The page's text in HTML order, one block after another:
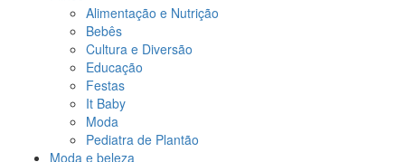
Alimentação e Nutrição
Bebês
Cultura e Diversão
Educação
Festas
It Baby
Moda
Pediatra de Plantão
Moda e beleza